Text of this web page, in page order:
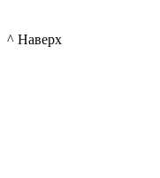
^ Наверх